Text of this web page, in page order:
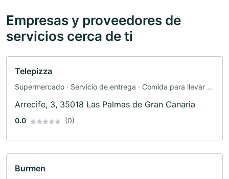
Empresas y proveedores de
servicios cerca de ti
Telepizza
Supermercado · Servicio de entrega · Comida para llevar ·
Publicidad · Restaurante · Centro comercial
Arrecife, 3, 35018 Las Palmas de Gran Canaria
0.0 (0)
Burmen